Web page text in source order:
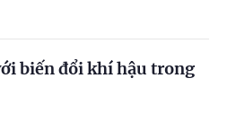
biến đổi khí hậu trong